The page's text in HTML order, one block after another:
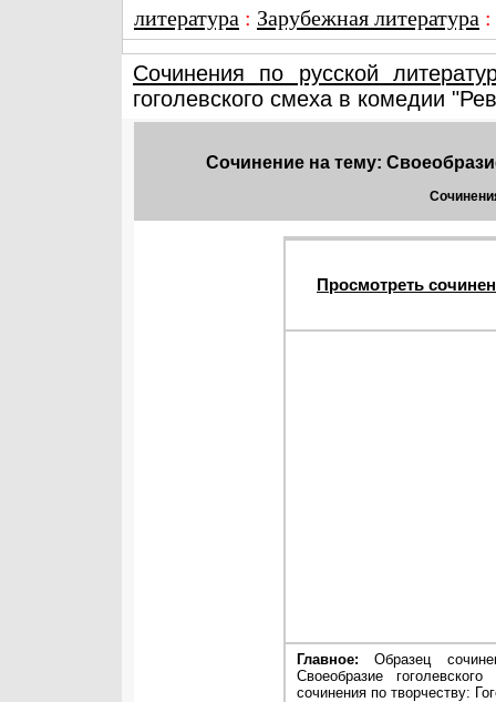
литература : Зарубежная литература
Сочинения по русской
гоголевского смеха в комедии
Сочинение на тему:
Просмотреть
Главное: Образец
Своеобразие
сочинения по творчеству: